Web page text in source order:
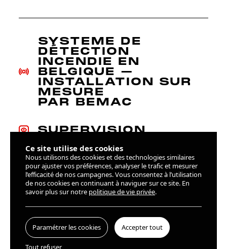
SYSTÈME DE
DÉTECTION
INCENDIE EN
BELGIQUE –
INSTALLATION SUR
MESURE
PAR BEMAC
SUPERVISION
Centrale adressable analogique Diana 3
Visual Fire
Ce site utilise des cookies
Nous utilisons des cookies et des technologies similaires
pour ajuster vos préférences, analyser le trafic et mesurer
l’efficacité de nos campagnes. Vous consentez à l’utilisation
de nos cookies en continuant à naviguer sur ce site. En
savoir plus sur notre politique de vie privée.
Tout refuser
Paramétrer les cookies Accepter tout